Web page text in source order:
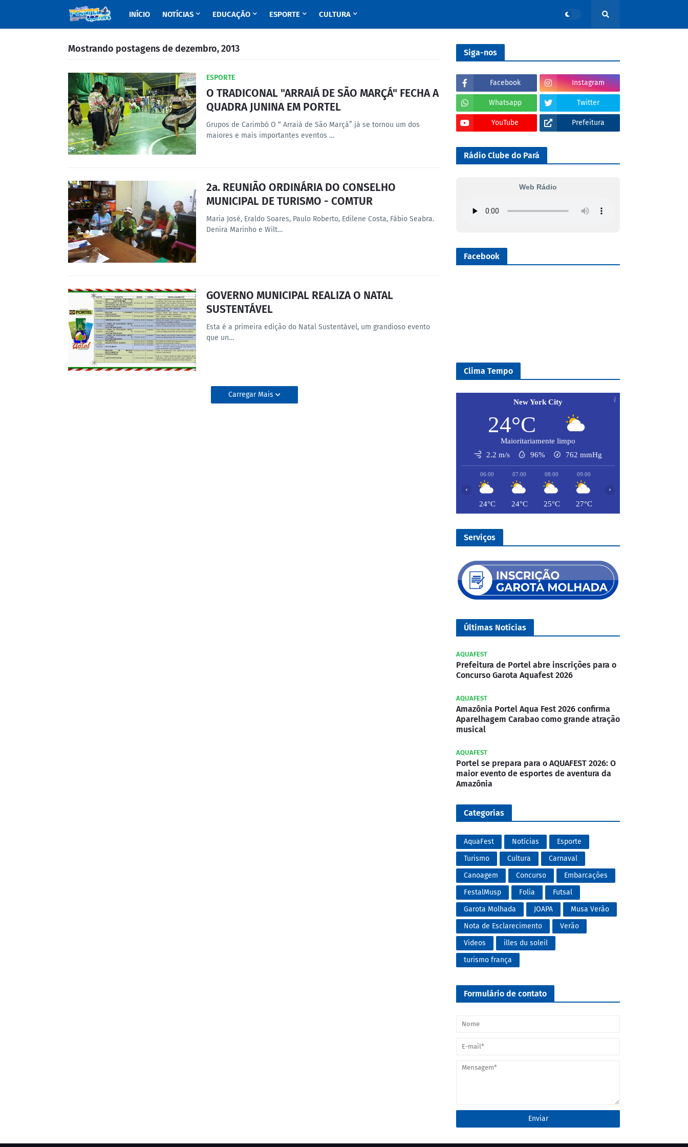
INÍCIO NOTÍCIAS EDUCAÇÃO ESPORTE CULTURA
Mostrando postagens de dezembro, 2013
ESPORTE
O TRADICONAL "ARRAIÁ DE SÃO MARÇÁ" FECHA A
QUADRA JUNINA EM PORTEL
Grupos de Carimbó O “ Arraiá de São Marçá” já se tornou um dos
maiores e mais importantes eventos …
2a. REUNIÃO ORDINÁRIA DO CONSELHO
MUNICIPAL DE TURISMO - COMTUR
Maria José, Eraldo Soares, Paulo Roberto, Edilene Costa, Fábio Seabra.
Denira Marinho e Wilt…
GOVERNO MUNICIPAL REALIZA O NATAL
SUSTENTÁVEL
Esta é a primeira edição do Natal Sustentável, um grandioso evento
que un…
Carregar Mais
Siga-nos
Facebook Instagram
Whatsapp Twitter
YouTube Prefeitura
Rádio Clube do Pará
Web Rádio
Facebook
Clima Tempo
New York City
24°C
Maioritariamente limpo
2.2 m/s
96% 762 mmHg
06:00
24°C
07:00
24°C
08:00
25°C
09:00
27°C
‹ ›
Serviços
Últimas Notícias
AQUAFEST
Prefeitura de Portel abre inscrições para o
Concurso Garota Aquafest 2026
AQUAFEST
Amazônia Portel Aqua Fest 2026 confirma
Aparelhagem Carabao como grande atração
musical
AQUAFEST
Portel se prepara para o AQUAFEST 2026: O
maior evento de esportes de aventura da
Amazônia
Categorias
AquaFest Notícias
Esporte
Turismo
Cultura
Carnaval
Canoagem
Concurso
Embarcações
FestalMusp
Folia
Futsal
Garota Molhada
JOAPA
Musa Verão
Nota de Esclarecimento
Verão
Videos
illes du soleil
turismo frança
Formulário de contato